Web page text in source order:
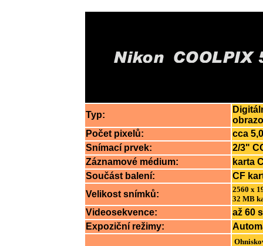
Typ:
Počet pixelů:
cca
Snímací prvek:
2/3"
Záznamové médium:
karta
Součást balení:
CF
Velikost snímků:
2560 x
32 MB
Videosekvence:
až 60
Expoziční režimy: